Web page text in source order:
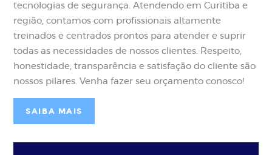
tecnologias de segurança. Atendendo em Curitiba e
região, contamos com profissionais altamente
treinados e centrados prontos para atender e suprir
todas as necessidades de nossos clientes. Respeito,
honestidade, transparência e satisfação do cliente são
nossos pilares. Venha fazer seu orçamento conosco!
SAIBA MAIS